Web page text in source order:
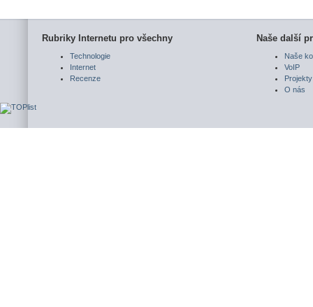
Rubriky Internetu pro všechny
Technologie
Internet
Recenze
Naše další
Naše
VoIP
Projekty
O nás